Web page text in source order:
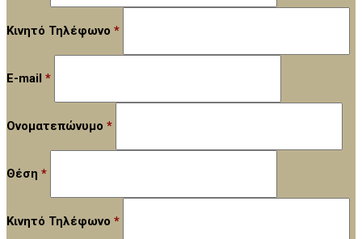
Κινητό Τηλέφωνο *
E-mail *
Ονοματεπώνυμο *
Θέση *
Κινητό Τηλέφωνο *